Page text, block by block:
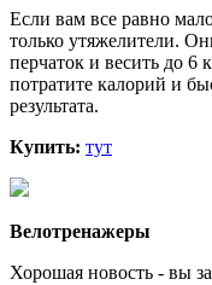
Если вам все равно
только утяжелители.
перчаток и весить до
потратите калорий и
результата.
Купить: тут
Велотренажеры
Хорошая новость - вы